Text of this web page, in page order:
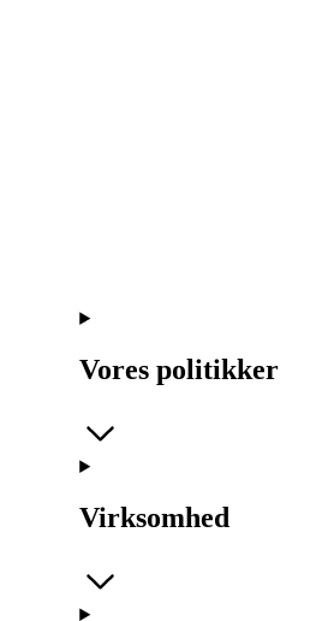
Vores politikker
Virksomhed